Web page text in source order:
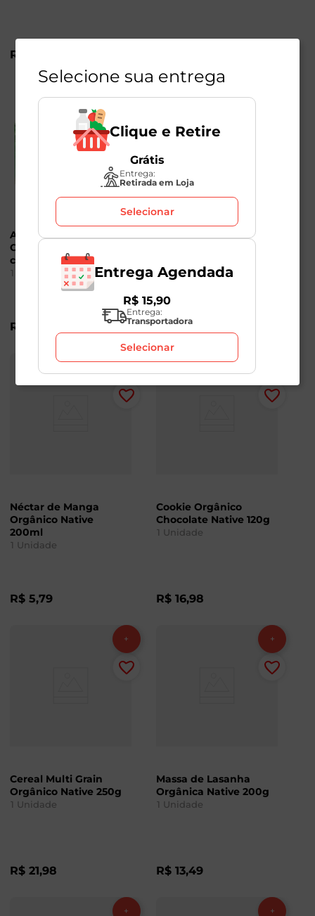
R$
Açúcar Cristal
Orgânico Native 250g
com 50 Sachês
1
R$
Azeite Orgânico Extra
Virgem Native 500ml
R$ 88,
Néctar de Manga
Orgânico Native
200ml
1 Unidade
R$ 5,79
Cookie Orgânico
Chocolate Native 120g
1 Unidade
R$ 16,98
Cereal Multi Grain
Orgânico Native 250g
1 Unidade
R$ 21,98
Massa de Lasanha
Orgânica Native 200g
1 Unidade
R$ 13,49
Selecione sua entrega
Clique e Retire
Grátis
Entrega:
Retirada em Loja
Selecionar
Entrega Agendada
R$ 15,90
Entrega:
Transportadora
Selecionar